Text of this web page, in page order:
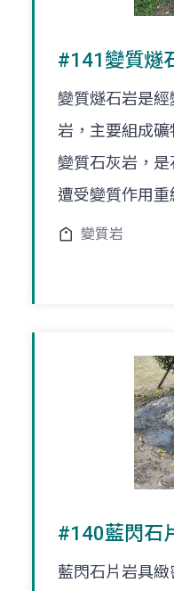
#141變質燧
變質燧石岩是
岩，主要組成
變質石灰岩，
遭受變質作用重
變質岩
#140藍閃石
藍閃石片岩具